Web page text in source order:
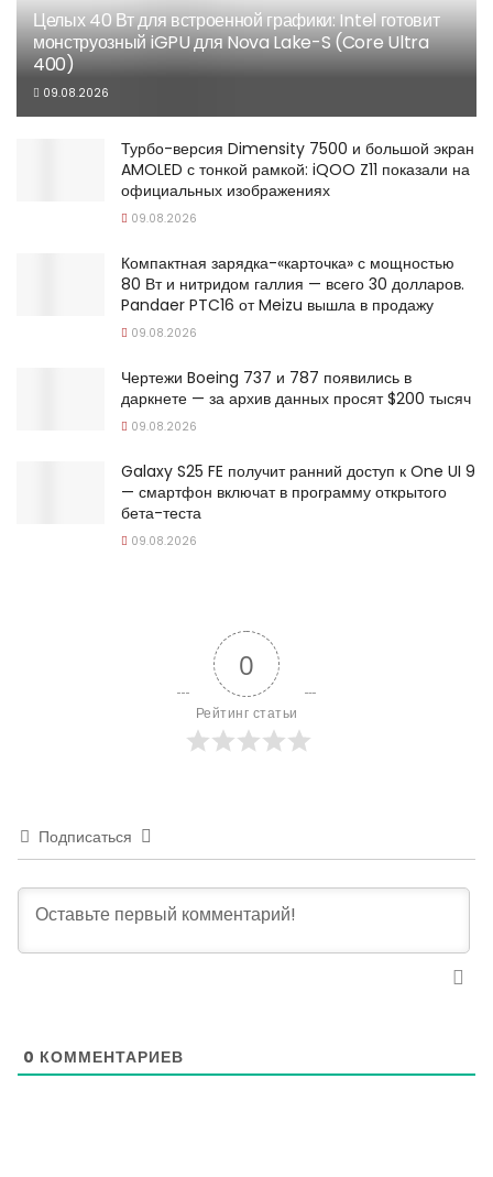
Целых 40 Вт для встроенной графики: Intel готовит
монструозный iGPU для Nova Lake-S (Core Ultra
400)
09.08.2026
Турбо-версия Dimensity 7500 и большой экран
AMOLED с тонкой рамкой: iQOO Z11 показали на
официальных изображениях
09.08.2026
Компактная зарядка-«карточка» с мощностью
80 Вт и нитридом галлия — всего 30 долларов.
Pandaer PTC16 от Meizu вышла в продажу
09.08.2026
Чертежи Boeing 737 и 787 появились в
даркнете — за архив данных просят $200 тысяч
09.08.2026
Galaxy S25 FE получит ранний доступ к One UI 9
— смартфон включат в программу открытого
бета-теста
09.08.2026
0
Рейтинг статьи
Подписаться
0 КОММЕНТАРИЕВ